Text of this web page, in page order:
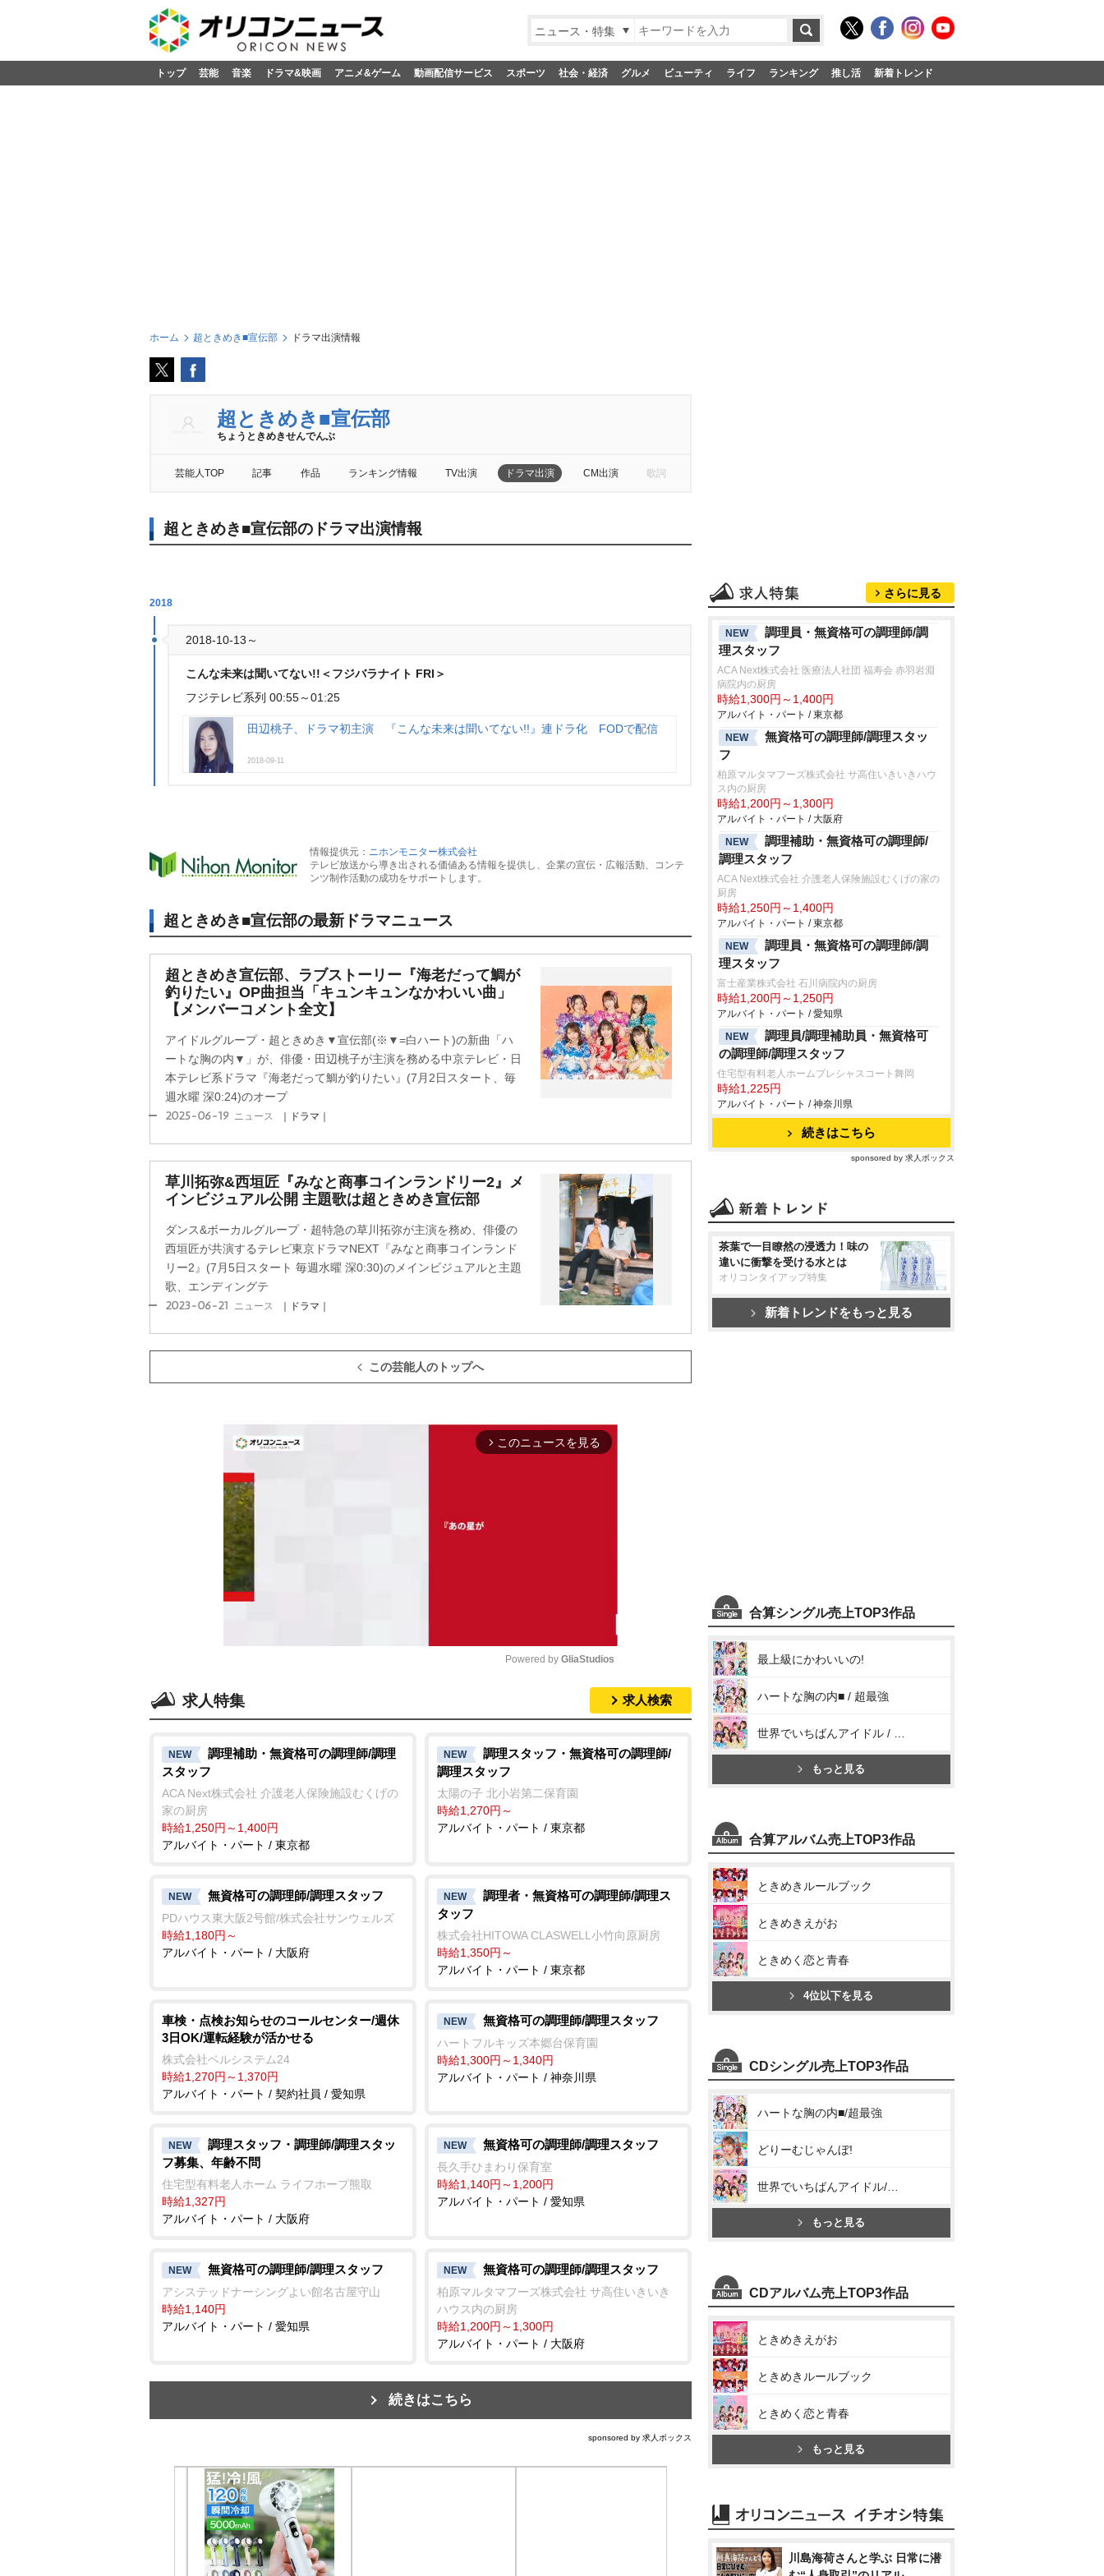
ニュース・特集
トップ 芸能 音楽 ドラマ&映画 アニメ&ゲーム 動画配信サービス スポーツ 社会・経済 グルメ ビューティ ライフ ランキング 推し活 新着トレンド
ホーム 超ときめき■宣伝部 ドラマ出演情報
超ときめき■宣伝部
ちょうときめきせんでんぶ
芸能人TOP 記事 作品 ランキング情報 TV出演 ドラマ出演 CM出演 歌詞
超ときめき■宣伝部のドラマ出演情報
2018
2018-10-13～
こんな未来は聞いてない!!＜フジバラナイト FRI＞
フジテレビ系列 00:55～01:25
田辺桃子、ドラマ初主演 『こんな未来は聞いてない!!』連ドラ化 FODで配信
2018-09-11
情報提供元： ニホンモニター株式会社
テレビ放送から導き出される価値ある情報を提供し、企業の宣伝・広報活動、コンテ
ンツ制作活動の成功をサポートします。
超ときめき■宣伝部の最新ドラマニュース
超ときめき宣伝部、ラブストーリー『海老だって鯛が
釣りたい』OP曲担当「キュンキュンなかわいい曲」
【メンバーコメント全文】
アイドルグループ・超ときめき▼宣伝部(※▼=白ハート)の新曲「ハ
ートな胸の内▼」が、俳優・田辺桃子が主演を務める中京テレビ・日
本テレビ系ドラマ『海老だって鯛が釣りたい』(7月2日スタート、毎
週水曜 深0:24)のオープ
2025-06-19 ニュース ｜ドラマ｜
草川拓弥&西垣匠『みなと商事コインランドリー2』メ
インビジュアル公開 主題歌は超ときめき宣伝部
ダンス&ボーカルグループ・超特急の草川拓弥が主演を務め、俳優の
西垣匠が共演するテレビ東京ドラマNEXT『みなと商事コインランド
リー2』(7月5日スタート 毎週水曜 深0:30)のメインビジュアルと主題
歌、エンディングテ
2023-06-21 ニュース ｜ドラマ｜
この芸能人のトップへ
arrow_forward_ios このニュースを見る
t
Powered by GliaStudios
求人特集 求人検索
NEW
調理補助・無資格可の調理師/調理
スタッフ
ACA Next株式会社 介護老人保険施設むくげの
家の厨房
時給1,250円～1,400円
アルバイト・パート / 東京都
NEW
調理スタッフ・無資格可の調理師/
調理スタッフ
太陽の子 北小岩第二保育園
時給1,270円～
アルバイト・パート / 東京都
NEW 無資格可の調理師/調理スタッフ
PDハウス東大阪2号館/株式会社サンウェルズ
時給1,180円～
アルバイト・パート / 大阪府
NEW
調理者・無資格可の調理師/調理ス
タッフ
株式会社HITOWA CLASWELL小竹向原厨房
時給1,350円～
アルバイト・パート / 東京都
車検・点検お知らせのコールセンター/週休
3日OK/運転経験が活かせる
株式会社ベルシステム24
時給1,270円～1,370円
アルバイト・パート / 契約社員 / 愛知県
NEW 無資格可の調理師/調理スタッフ
ハートフルキッズ本郷台保育園
時給1,300円～1,340円
アルバイト・パート / 神奈川県
NEW
調理スタッフ・調理師/調理スタッ
フ募集、年齢不問
住宅型有料老人ホーム ライフホープ熊取
時給1,327円
アルバイト・パート / 大阪府
NEW 無資格可の調理師/調理スタッフ
長久手ひまわり保育室
時給1,140円～1,200円
アルバイト・パート / 愛知県
NEW 無資格可の調理師/調理スタッフ
アシステッドナーシングよい館名古屋守山
時給1,140円
アルバイト・パート / 愛知県
NEW 無資格可の調理師/調理スタッフ
柏原マルタマフーズ株式会社 サ高住いきいき
ハウス内の厨房
時給1,200円～1,300円
アルバイト・パート / 大阪府
続きはこちら
sponsored by 求人ボックス
さらに見る
NEW
調理員・無資格可の調理師/調
理スタッフ
ACA Next株式会社 医療法人社団 福寿会 赤羽岩淵
病院内の厨房
時給1,300円～1,400円
アルバイト・パート / 東京都
NEW
無資格可の調理師/調理スタッ
フ
柏原マルタマフーズ株式会社 サ高住いきいきハウ
ス内の厨房
時給1,200円～1,300円
アルバイト・パート / 大阪府
NEW
調理補助・無資格可の調理師/
調理スタッフ
ACA Next株式会社 介護老人保険施設むくげの家の
厨房
時給1,250円～1,400円
アルバイト・パート / 東京都
NEW
調理員・無資格可の調理師/調
理スタッフ
富士産業株式会社 石川病院内の厨房
時給1,200円～1,250円
アルバイト・パート / 愛知県
NEW
調理員/調理補助員・無資格可
の調理師/調理スタッフ
住宅型有料老人ホームプレシャスコート舞岡
時給1,225円
アルバイト・パート / 神奈川県
続きはこちら
sponsored by 求人ボックス
茶葉で一目瞭然の浸透力！味の
違いに衝撃を受ける水とは
オリコンタイアップ特集
新着トレンドをもっと見る
合算シングル売上TOP3作品
最上級にかわいいの!
ハートな胸の内■ / 超最強
もっと見る
合算アルバム売上TOP3作品
ときめきルールブック
ときめきえがお
ときめく恋と青春
4位以下を見る
CDシングル売上TOP3作品
ハートな胸の内■/超最強
どりーむじゃんぼ!
もっと見る
CDアルバム売上TOP3作品
ときめきえがお
ときめきルールブック
ときめく恋と青春
もっと見る
川島海荷さんと学ぶ 日常に潜